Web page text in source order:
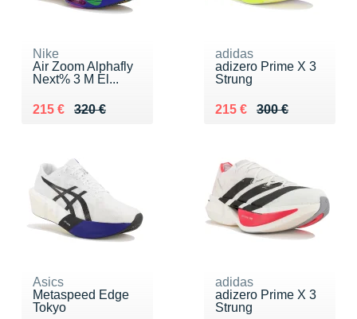
Nike
Air Zoom Alphafly
Next% 3 M El...
320 €
Au lieu de 320 €
215 €
Vendu 215 €
adidas
adizero Prime X 3
Strung
300 €
Au lieu de 300 €
215 €
Vendu 215 €
Asics
Metaspeed Edge
Tokyo
adidas
adizero Prime X 3
Strung